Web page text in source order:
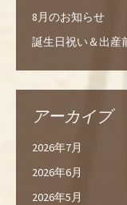
8月のお知らせ
誕生日祝い＆出産
アーカイブ
2026年7月
2026年6月
2026年5月